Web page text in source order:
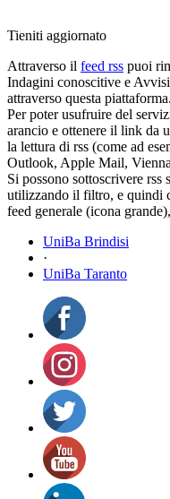
Tieniti aggiornato
Attraverso il feed rss puoi
Indagini conoscitive e
attraverso questa piattaforma.
Per poter usufruire del
arancio e ottenere il link da
la lettura di rss (come ad
Outlook, Apple Mail,
Si possono sottoscrivere rss
utilizzando il filtro, e quindi
feed generale (icona
UniBa Brindisi
·
UniBa Taranto